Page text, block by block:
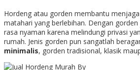
Hordeng atau gorden membantu
matahari yang berlebihan. Dengan
rasa nyaman karena melindungi privasi
rumah. Jenis gorden pun sangatlah
minimalis, gorden tradisional, klasik